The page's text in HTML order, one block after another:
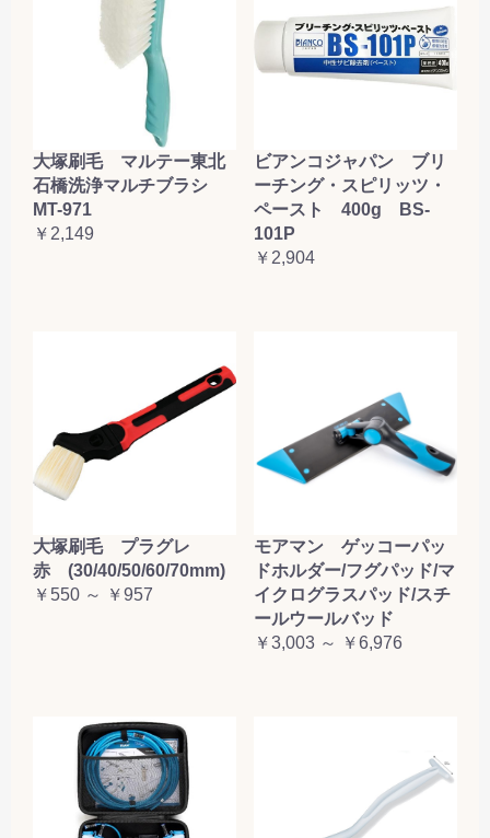
大塚刷毛 マルテー東北
石橋洗浄マルチブラシ
MT-971
￥2,149
ビアンコジャパン ブリ
ーチング・スピリッツ・
ペースト 400g BS-
101P
￥2,904
大塚刷毛 プラグレ
赤 (30/40/50/60/70mm)
￥550 ～ ￥957
モアマン ゲッコーパッ
ドホルダー/フグパッド/マ
イクログラスパッド/スチ
ールウールバッド
￥3,003 ～ ￥6,976